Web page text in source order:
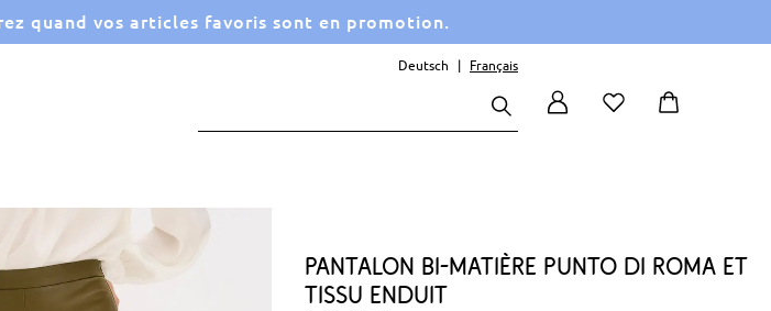
quand vos articles favoris sont en promotion.
Deutsch Français
Pantalon bi-matière Punto di Roma et
tissu enduit